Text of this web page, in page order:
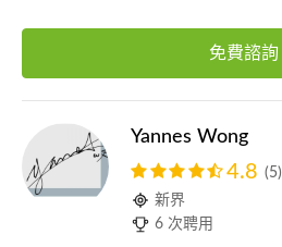
免費諮詢
Yannes Wong
4.8 (5)
新界
6 次聘用